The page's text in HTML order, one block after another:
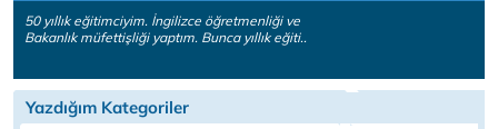
50 yıllık eğitimciyim. İngilizce öğretmenliği ve
Bakanlık müfettişliği yaptım. Bunca yıllık eğiti..
Yazdığım Kategoriler